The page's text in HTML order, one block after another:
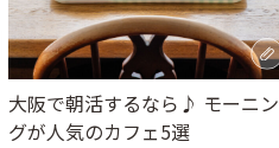
大阪で朝活するなら♪ モーニン
グが人気のカフェ5選